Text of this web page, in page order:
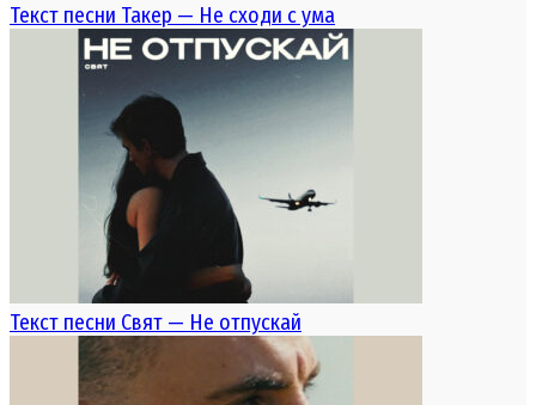
Текст песни Такер — Не сходи с ума
Текст песни Свят — Не отпускай